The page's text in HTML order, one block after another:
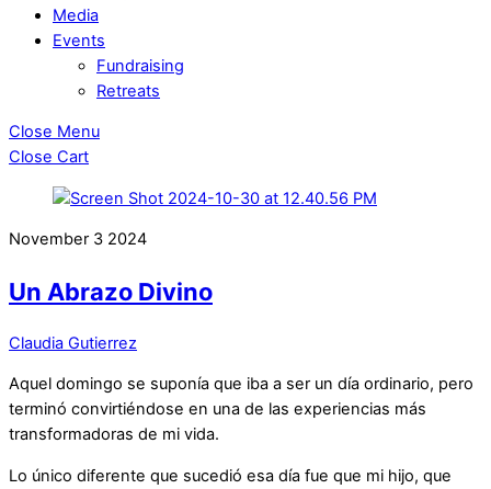
Media
Events
Fundraising
Retreats
Close Menu
Close Cart
November 3 2024
Un Abrazo Divino
Claudia Gutierrez
Aquel domingo se suponía que iba a ser un día ordinario, pero
terminó convirtiéndose en una de las experiencias más
transformadoras de mi vida.
Lo único diferente que sucedió esa día fue que mi hijo, que